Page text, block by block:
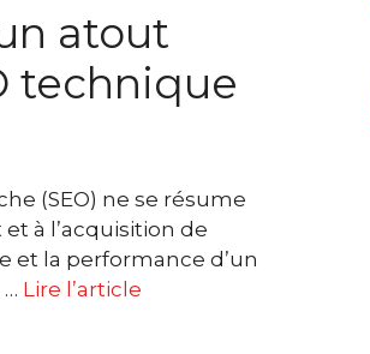
atout
technique
(SEO) ne se résume
à l’acquisition de
et la performance d’un
Lire l’article